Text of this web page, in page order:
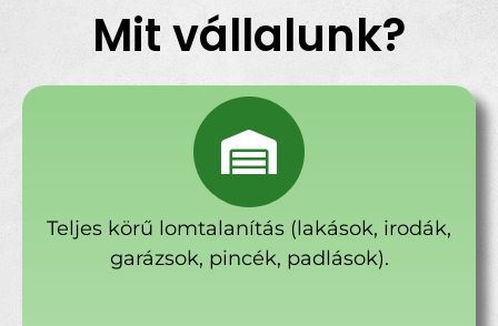
Mit vállalunk?
Teljes körű lomtalanítás (lakások, irodák,
garázsok, pincék, padlások).